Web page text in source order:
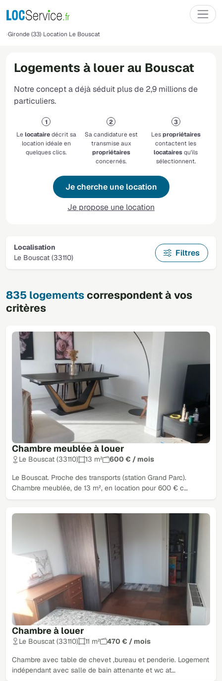
Gironde (33) Location Le Bouscat
Logements à louer au Bouscat
Notre concept a déjà séduit plus de 2,9 millions de
particuliers.
Lelocatairedécrit sa
location idéale en
quelques clics.
Sa candidature est
transmise aux
propriétaires
concernés.
Lespropriétaires
contactent les
locatairesqu'ils
sélectionnent.
Je cherche une location
Je propose une location
Localisation
Le Bouscat (33110)
Filtres
835 logementscorrespondent à vos
critères
Chambre meublée à louer
Le Bouscat (33110) 13 m² 600 € / mois
Le Bouscat. Proche des transports (station Grand Parc).
Chambre meublée, de 13 m², en location pour 600 € c…
Chambre à louer
Le Bouscat (33110) 11 m² 470 € / mois
Chambre avec table de chevet ,bureau et penderie. Logement
indépendant avec salle de bain attenante et wc at…